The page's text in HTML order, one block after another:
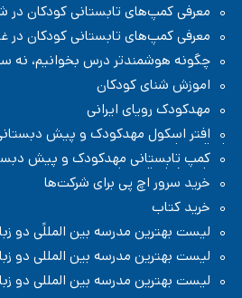
معرفی کمپ‌های تابستانی کودکان در
معرفی کمپ‌های تابستانی کودکان در
چگونه هوشمندتر درس بخوانیم، نه
اموزش شنای کودکان
مهدکودک رویای ایرانی
افتر اسکول مهدکودک و پیش دبستانی
شمال تهران
کمپ تابستانی مهدکودک و پیش
زعفرانیه / شمال تهران
خرید سرور اچ پی برای شرکت‌ها
خرید کتاب
لیست بهترین مدرسه بین المللًی دو
لیست بهترین مدرسه بین المللی دو زبانه
لیست بهترین مدرسه بین المللی دو